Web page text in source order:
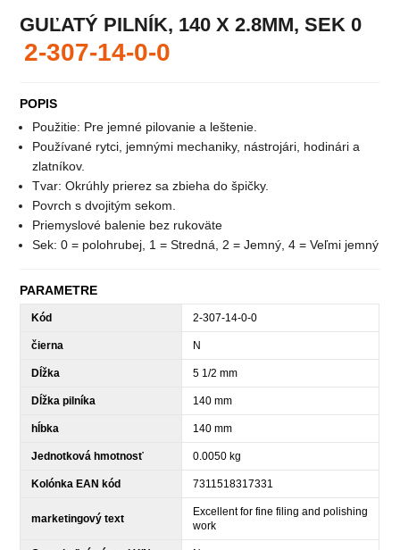
GUĽATÝ PILNÍK, 140 X 2.8MM, SEK 0
2-307-14-0-0
POPIS
Použitie: Pre jemné pilovanie a leštenie.
Používané rytci, jemnými mechaniky, nástrojári, hodinári a
zlatníkov.
Tvar: Okrúhly prierez sa zbieha do špičky.
Povrch s dvojitým sekom.
Priemyslové balenie bez rukoväte
Sek: 0 = polohrubej, 1 = Stredná, 2 = Jemný, 4 = Veľmi jemný
PARAMETRE
Kód 2-307-14-0-0
čierna N
Dĺžka 5 1/2 mm
Dĺžka pilníka 140 mm
hĺbka 140 mm
Jednotková hmotnosť 0.0050 kg
Kolónka EAN kód 7311518317331
marketingový text
Excellent for fine filing and polishing
work